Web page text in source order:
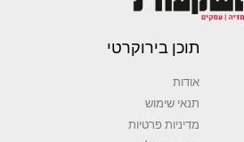
תוכן בירוקרטי
אודות
תנאי שימוש
מדיניות פרטיות